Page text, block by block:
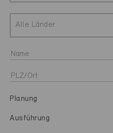
Alle Länder
Planung
Ausführung